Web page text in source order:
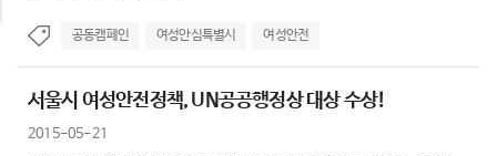
공동캠페인 여성안심특별시 여성안전
서울시 여성안전정책, UN공공행정상 대상 수상!
2015-05-21